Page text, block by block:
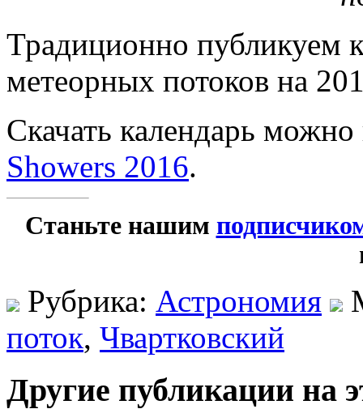
Традиционно публикуем
метеорных потоков на
Скачать календарь
Showers 2016.
Станьте нашим
Рубрика: Астрономия
поток, Чвартковский
Другие публикации на